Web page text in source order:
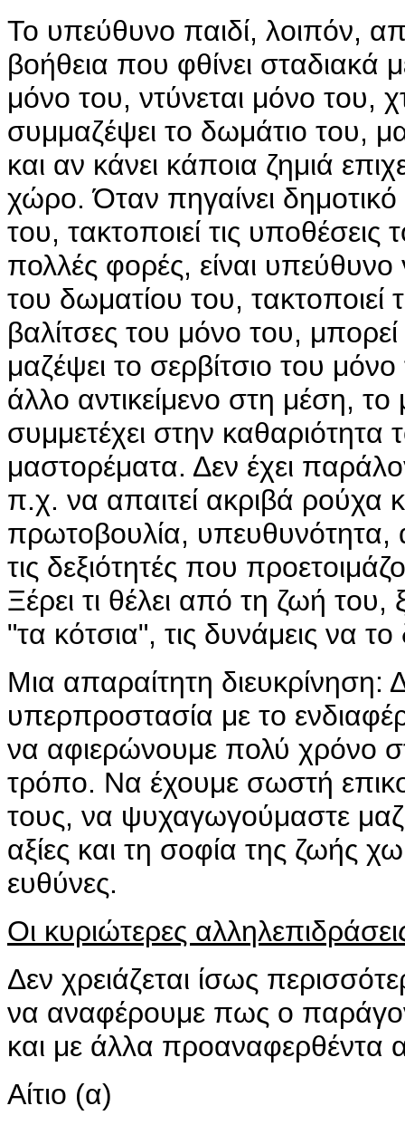
Το υπεύθυνο παιδί, λοιπόν,
βοήθεια που φθίνει
μόνο του, ντύνεται μόνο του,
συμμαζέψει το δωμάτιο του,
και αν κάνει κάποια ζημιά
χώρο. Όταν πηγαίνει
του, τακτοποιεί τις
πολλές φορές, είναι υπεύθυνο
του δωματίου του, τακτοποιεί
βαλίτσες του μόνο του,
μαζέψει το σερβίτσιο του
άλλο αντικείμενο στη μέση, το
συμμετέχει στην καθαριότητα
μαστορέματα. Δεν έχει
π.χ. να απαιτεί ακριβά ρούχα
πρωτοβουλία, υπευθυνότητα,
τις δεξιότητές που
Ξέρει τι θέλει από τη ζωή του,
"τα κότσια", τις δυνάμεις να το
Μια απαραίτητη διευκρίνηση:
υπερπροστασία με το
να αφιερώνουμε πολύ χρόνο
τρόπο. Να έχουμε σωστή
τους, να ψυχαγωγούμαστε μαζί
αξίες και τη σοφία της ζωής
ευθύνες.
Οι κυριώτερες
Δεν χρειάζεται ίσως
να αναφέρουμε πως ο
και με άλλα προαναφερθέντα
Αίτιο (α)